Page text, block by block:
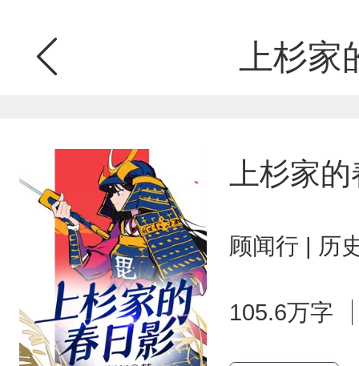
上杉
上杉家
顾闻行 | 历
105.6万字